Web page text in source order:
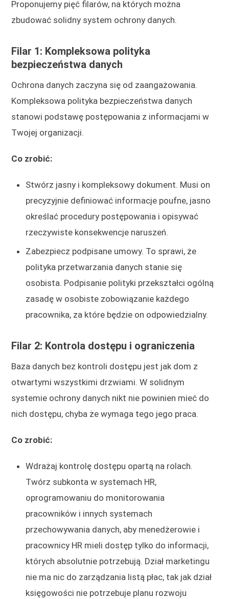
Proponujemy pięć filarów, na których można
zbudować solidny system ochrony danych.
Filar 1: Kompleksowa polityka
bezpieczeństwa danych
Ochrona danych zaczyna się od zaangażowania.
Kompleksowa polityka bezpieczeństwa danych
stanowi podstawę postępowania z informacjami w
Twojej organizacji.
Co zrobić:
Stwórz jasny i kompleksowy dokument. Musi on
precyzyjnie definiować informacje poufne, jasno
określać procedury postępowania i opisywać
rzeczywiste konsekwencje naruszeń.
Zabezpiecz podpisane umowy. To sprawi, że
polityka przetwarzania danych stanie się
osobista. Podpisanie polityki przekształci ogólną
zasadę w osobiste zobowiązanie każdego
pracownika, za które będzie on odpowiedzialny.
Filar 2: Kontrola dostępu i ograniczenia
Baza danych bez kontroli dostępu jest jak dom z
otwartymi wszystkimi drzwiami. W solidnym
systemie ochrony danych nikt nie powinien mieć do
nich dostępu, chyba że wymaga tego jego praca.
Co zrobić:
Wdrażaj kontrolę dostępu opartą na rolach.
Twórz subkonta w systemach HR,
oprogramowaniu do monitorowania
pracowników i innych systemach
przechowywania danych, aby menedżerowie i
pracownicy HR mieli dostęp tylko do informacji,
których absolutnie potrzebują. Dział marketingu
nie ma nic do zarządzania listą płac, tak jak dział
księgowości nie potrzebuje planu rozwoju